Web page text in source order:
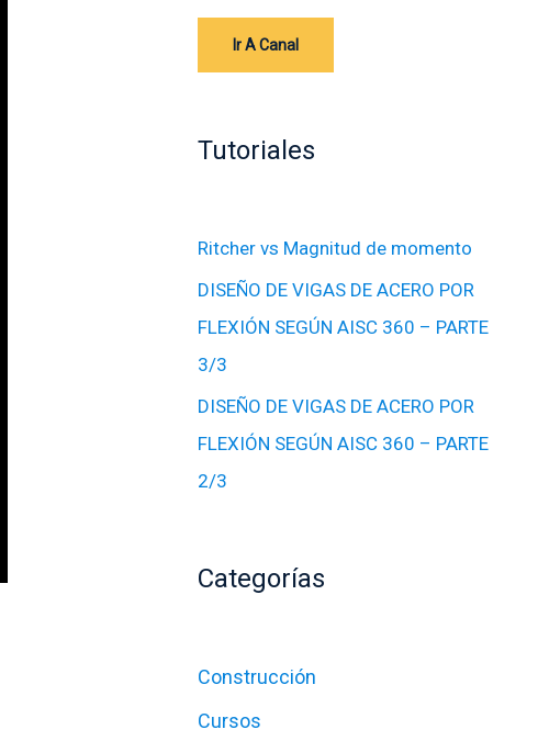
Ir A Canal
Tutoriales
Ritcher vs Magnitud de momento
DISEÑO DE VIGAS DE ACERO POR
FLEXIÓN SEGÚN AISC 360 – PARTE
3/3
DISEÑO DE VIGAS DE ACERO POR
FLEXIÓN SEGÚN AISC 360 – PARTE
2/3
Categorías
Construcción
Cursos